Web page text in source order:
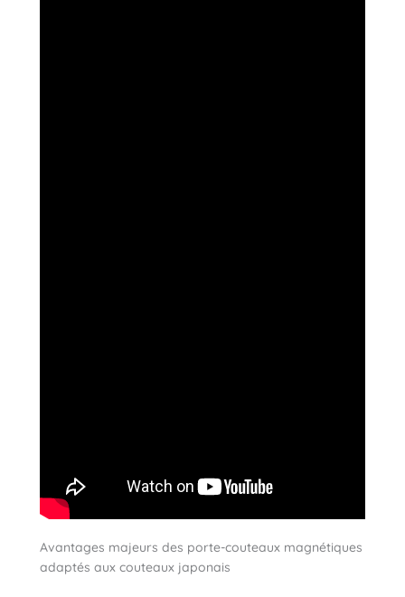
Avantages majeurs des porte-couteaux magnétiques
adaptés aux couteaux japonais